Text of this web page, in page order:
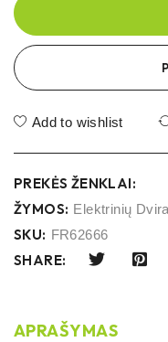
Add to wishlist
PREKĖS ŽENKLAI:
ŽYMOS: Elektrinių
SKU: FR62666
SHARE:
APRAŠYMAS